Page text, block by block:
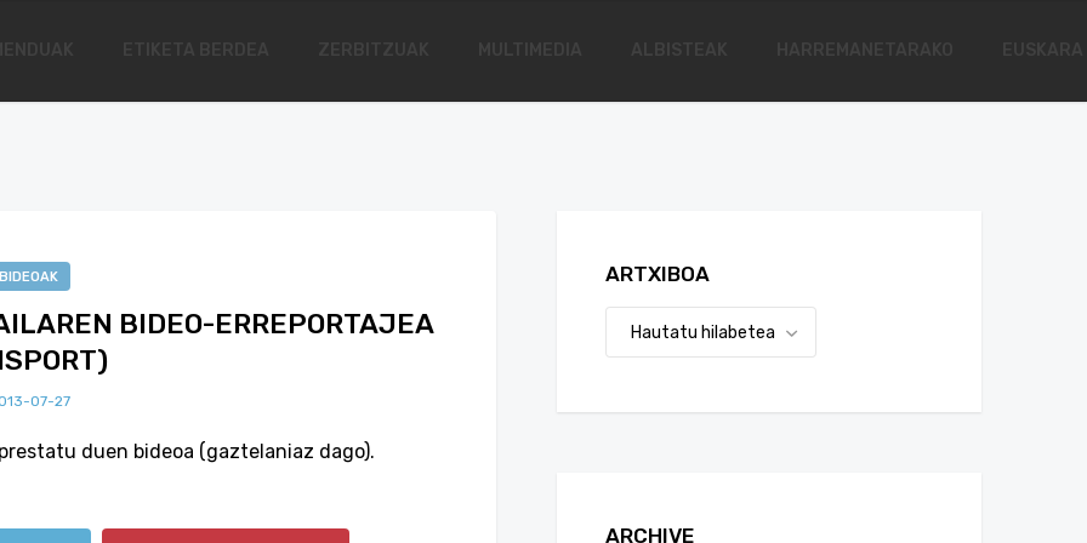
BIDEOAK
BIDEO-ERREPORTAJEA
07-27
duen bideoa (gaztelaniaz dago).
ARTXIBOA
ARCHIVE